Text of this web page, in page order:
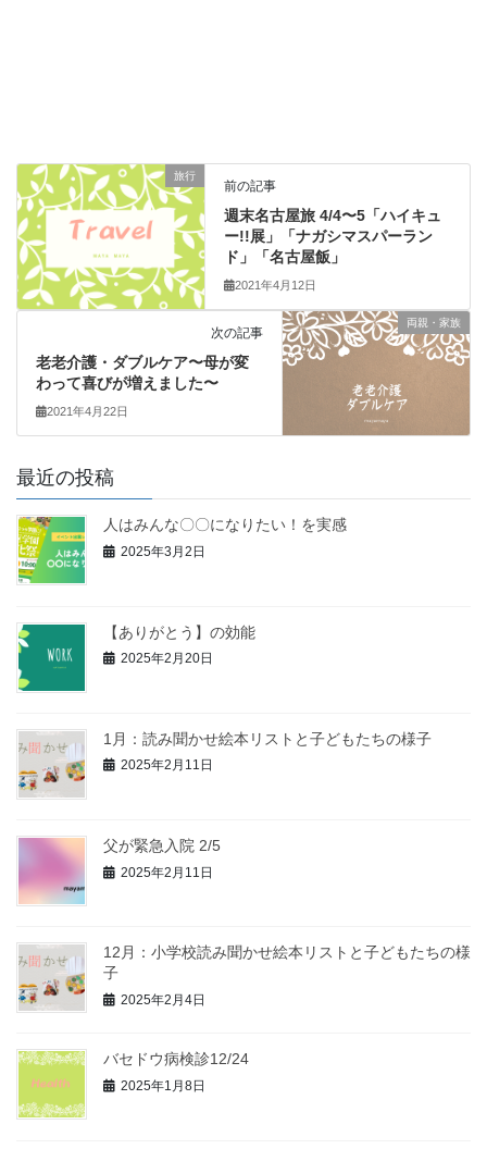
旅行
前の記事
週末名古屋旅 4/4〜5「ハイキュ
ー!!展」「ナガシマスパーラン
ド」「名古屋飯」
2021年4月12日
両親・家族
次の記事
老老介護・ダブルケア〜母が変
わって喜びが増えました〜
2021年4月22日
最近の投稿
人はみんな〇〇になりたい！を実感
2025年3月2日
【ありがとう】の効能
2025年2月20日
1月：読み聞かせ絵本リストと子どもたちの様子
2025年2月11日
父が緊急入院 2/5
2025年2月11日
12月：小学校読み聞かせ絵本リストと子どもたちの様
子
2025年2月4日
バセドウ病検診12/24
2025年1月8日